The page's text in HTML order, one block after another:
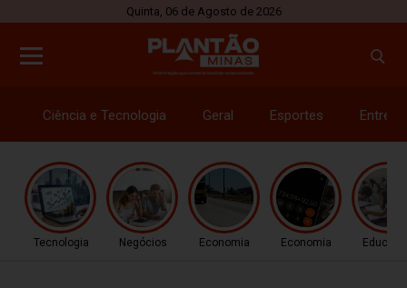
Quinta, 06 de Agosto de 2026
Ciência e Tecnologia Geral Esportes
Tecnologia Negócios Economia Economia